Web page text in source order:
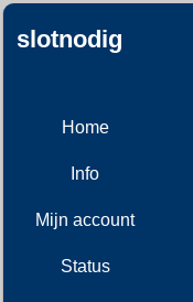
slotnodig
Home
Info
Mijn account
Status